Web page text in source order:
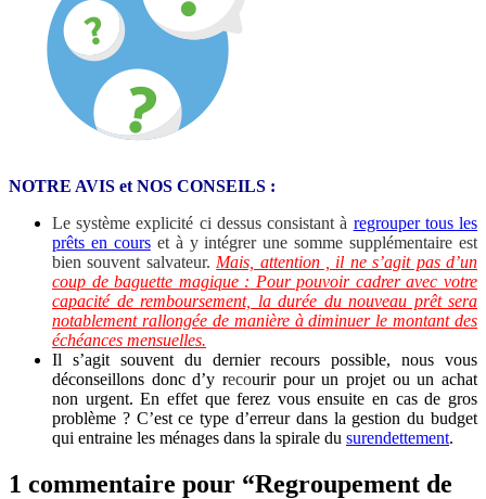
NOTRE AVIS et NOS CONSEILS :
Le système explicité ci dessus consistant à regrouper tous les
prêts en courset à y intégrer une somme supplémentaire est
bien souvent salvateur. Mais, attention , il ne s’agit pas d’un
coup de baguette magique : Pour pouvoir cadrer avec votre
capacité de remboursement, la durée du nouveau prêt sera
notablement rallongée de manière à diminuer le montant des
échéances mensuelles.
Il s’agit souvent du dernier recours possible, nous vous
déconseillons donc d’y recourir pour un projet ou un achat
non urgent. En effet que ferez vous ensuite en cas de gros
problème ? C’est ce type d’erreur dans la gestion du budget
qui entraine les ménages dans la spirale du surendettement.
1 commentaire pour “Regroupement de